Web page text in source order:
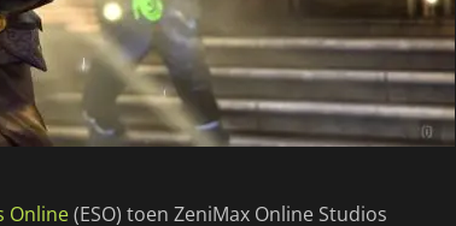
Online(ESO) toen ZeniMax Online Studios